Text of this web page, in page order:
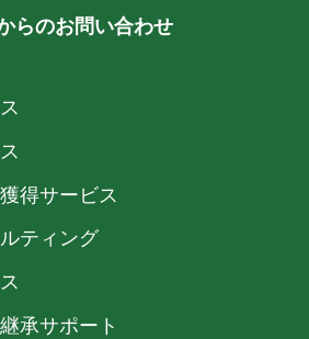
らのお問い合わせ
得サービス
ティング
承サポート